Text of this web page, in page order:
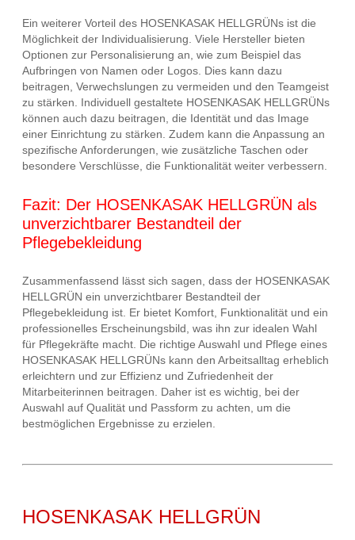
Ein weiterer Vorteil des HOSENKASAK HELLGRÜNs ist die
Möglichkeit der Individualisierung. Viele Hersteller bieten
Optionen zur Personalisierung an, wie zum Beispiel das
Aufbringen von Namen oder Logos. Dies kann dazu
beitragen, Verwechslungen zu vermeiden und den Teamgeist
zu stärken. Individuell gestaltete HOSENKASAK HELLGRÜNs
können auch dazu beitragen, die Identität und das Image
einer Einrichtung zu stärken. Zudem kann die Anpassung an
spezifische Anforderungen, wie zusätzliche Taschen oder
besondere Verschlüsse, die Funktionalität weiter verbessern.
Fazit: Der HOSENKASAK HELLGRÜN als
unverzichtbarer Bestandteil der
Pflegebekleidung
Zusammenfassend lässt sich sagen, dass der HOSENKASAK
HELLGRÜN ein unverzichtbarer Bestandteil der
Pflegebekleidung ist. Er bietet Komfort, Funktionalität und ein
professionelles Erscheinungsbild, was ihn zur idealen Wahl
für Pflegekräfte macht. Die richtige Auswahl und Pflege eines
HOSENKASAK HELLGRÜNs kann den Arbeitsalltag erheblich
erleichtern und zur Effizienz und Zufriedenheit der
Mitarbeiterinnen beitragen. Daher ist es wichtig, bei der
Auswahl auf Qualität und Passform zu achten, um die
bestmöglichen Ergebnisse zu erzielen.
HOSENKASAK HELLGRÜN